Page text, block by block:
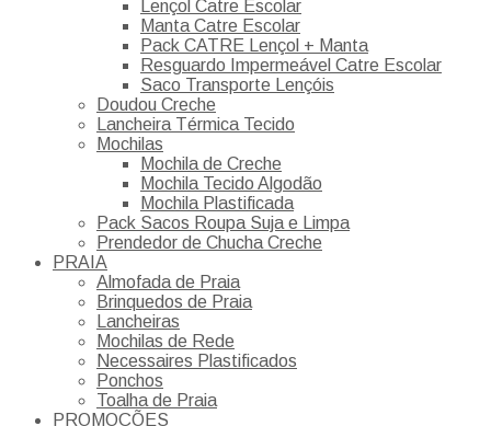
Lençol Catre Escolar
Manta Catre Escolar
Pack CATRE Lençol + Manta
Resguardo Impermeável Catre Escolar
Saco Transporte Lençóis
Doudou Creche
Lancheira Térmica Tecido
Mochilas
Mochila de Creche
Mochila Tecido Algodão
Mochila Plastificada
Pack Sacos Roupa Suja e Limpa
Prendedor de Chucha Creche
PRAIA
Almofada de Praia
Brinquedos de Praia
Lancheiras
Mochilas de Rede
Necessaires Plastificados
Ponchos
Toalha de Praia
PROMOÇÕES